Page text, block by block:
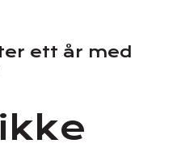
ett år med